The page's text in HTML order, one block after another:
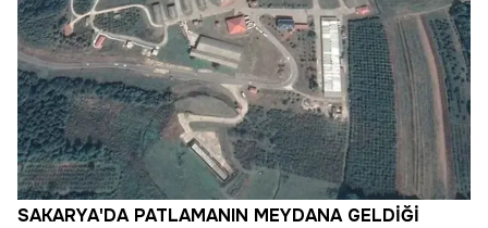
SAKARYA'DA PATLAMANIN MEYDANA GELDİĞİ